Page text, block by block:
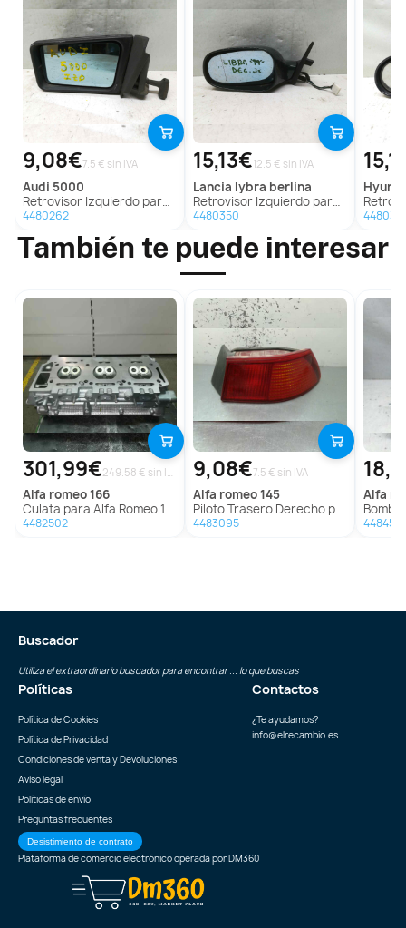
9,08€7.5 € sin IVA
audi 5000
Retrovisor Izquierdo para Audi 5000
4480262
15,13€12.5 € sin IVA
lancia lybra berlina
Retrovisor Izquierdo para Lancia Lybra Berlina
4480350
Retrovisor
También te puede interesar
301,99€ 249.58 € sin IVA
alfa romeo166
Culata para Alfa Romeo 166
4482502
9,08€7.5 € sin IVA
alfa romeo145
Piloto Trasero Derecho para Alfa Romeo 145
4483095
alfa
Bomba
4484551
Buscador
Utiliza el extraordinario buscador para encontrar ... lo que buscas
Políticas
Política de Cookies
Política de Privacidad
Condiciones de venta y Devoluciones
Aviso legal
Políticas de envío
Preguntas frecuentes
Desistimiento de contrato
Contactos
¿Te ayudamos?
info@elrecambio.es
Plataforma de comercio electrónico operada porDM360